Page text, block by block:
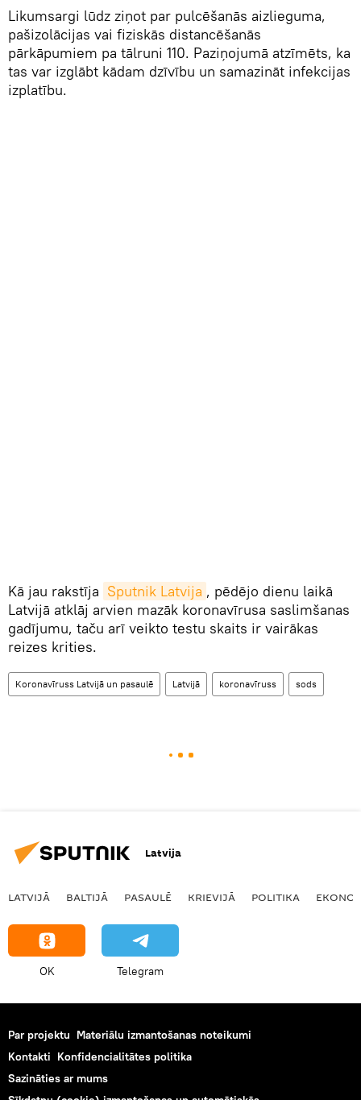
Likumsargi lūdz ziņot par pulcēšanās aizlieguma,
pašizolācijas vai fiziskās distancēšanās
pārkāpumiem pa tālruni 110. Paziņojumā atzīmēts, ka
tas var izglābt kādam dzīvību un samazināt infekcijas
izplatību.
Kā jau rakstīja Sputnik Latvija , pēdējo dienu laikā
Latvijā atklāj arvien mazāk koronavīrusa saslimšanas
gadījumu, taču arī veikto testu skaits ir vairākas
reizes krities.
Koronavīruss Latvijā un pasaulē Latvijā koronavīruss sods
Latvija
LATVIJĀ BALTIJĀ PASAULĒ KRIEVIJĀ POLITIKA
OK Telegram
Par projektu Materiālu izmantošanas noteikumi
Kontakti Konfidencialitātes politika
Sazināties ar mums